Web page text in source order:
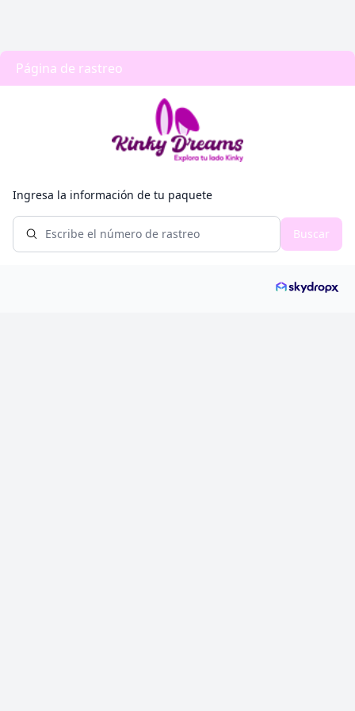
Página de rastreo
Ingresa la información de tu paquete
Buscar